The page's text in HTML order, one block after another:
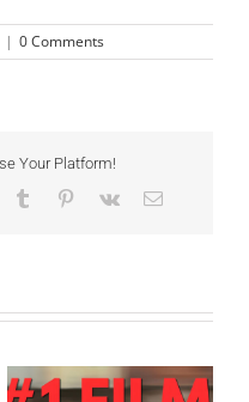
| 0 Comments
Your Platform!
Tumblr Pinterest
Vk Email